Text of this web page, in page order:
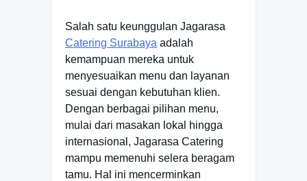
Salah satu keunggulan Jagarasa
Catering Surabaya adalah
kemampuan mereka untuk
menyesuaikan menu dan layanan
sesuai dengan kebutuhan klien.
Dengan berbagai pilihan menu,
mulai dari masakan lokal hingga
internasional, Jagarasa Catering
mampu memenuhi selera beragam
tamu. Hal ini mencerminkan